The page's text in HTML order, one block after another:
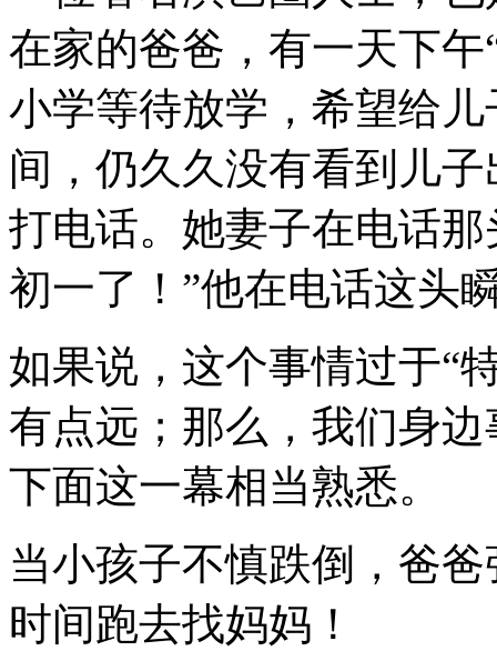
在家的爸爸，有一天下
小学等待放学，希望给
间，仍久久没有看到儿
打电话。她妻子在电话
初一了！”他在电话这头
如果说，这个事情过于“
有点远；那么，我们身
下面这一幕相当熟悉。
当小孩子不慎跌倒，爸
时间跑去找妈妈！